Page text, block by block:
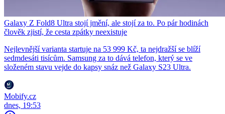
Galaxy Z Fold8 Ultra stojí jmění, ale stojí za to. Po pár hodinách
člověk zjistí, že cesta zpátky neexistuje
Nejlevnější varianta startuje na 53 999 Kč, ta nejdražší se blíží
sedmdesáti tisícům. Samsung za to dává telefon, který se ve
složeném stavu vejde do kapsy snáz než Galaxy S23 Ultra.
Mobify.cz
dnes, 19:53